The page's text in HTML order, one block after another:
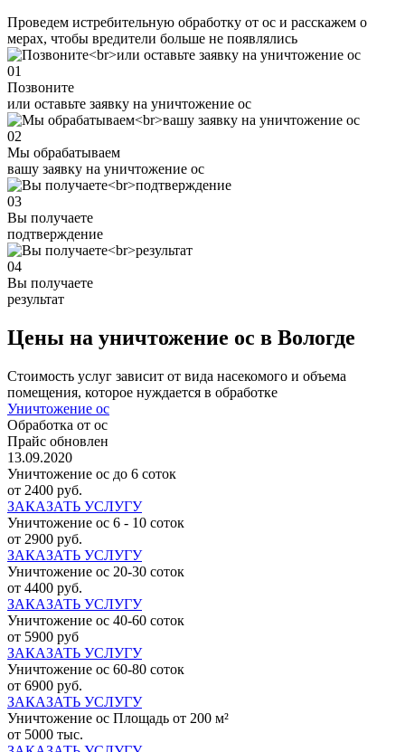
Проведем истребительную обработку от ос и расскажем о
мерах, чтобы вредители больше не появлялись
01
Позвоните
или оставьте заявку на уничтожение ос
02
Мы обрабатываем
вашу заявку на уничтожение ос
03
Вы получаете
подтверждение
04
Вы получаете
результат
Цены на уничтожение ос в Вологде
Стоимость услуг зависит от вида насекомого и объема
помещения, которое нуждается в обработке
Уничтожение ос
Обработка от ос
Прайс обновлен
13.09.2020
Уничтожение ос до 6 соток
от 2400 руб.
ЗАКАЗАТЬ УСЛУГУ
Уничтожение ос 6 - 10 соток
от 2900 руб.
ЗАКАЗАТЬ УСЛУГУ
Уничтожение ос 20-30 соток
от 4400 руб.
ЗАКАЗАТЬ УСЛУГУ
Уничтожение ос 40-60 соток
от 5900 руб
ЗАКАЗАТЬ УСЛУГУ
Уничтожение ос 60-80 соток
от 6900 руб.
ЗАКАЗАТЬ УСЛУГУ
Уничтожение ос Площадь от 200 м²
от 5000 тыс.